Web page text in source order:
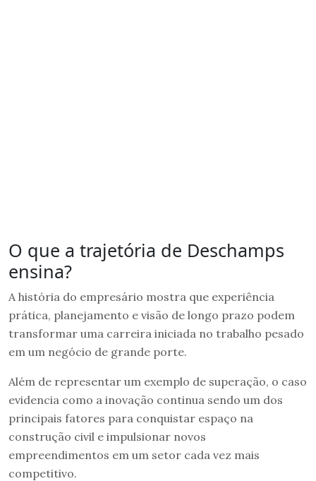
O que a trajetória de Deschamps
ensina?
A história do empresário mostra que experiência
prática, planejamento e visão de longo prazo podem
transformar uma carreira iniciada no trabalho pesado
em um negócio de grande porte.
Além de representar um exemplo de superação, o caso
evidencia como a inovação continua sendo um dos
principais fatores para conquistar espaço na
construção civil e impulsionar novos
empreendimentos em um setor cada vez mais
competitivo.